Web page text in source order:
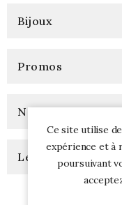
Bijoux
Promos
Nouveautés
Les Plus Populaires
Ce site utilise
expérience et à
poursuivant